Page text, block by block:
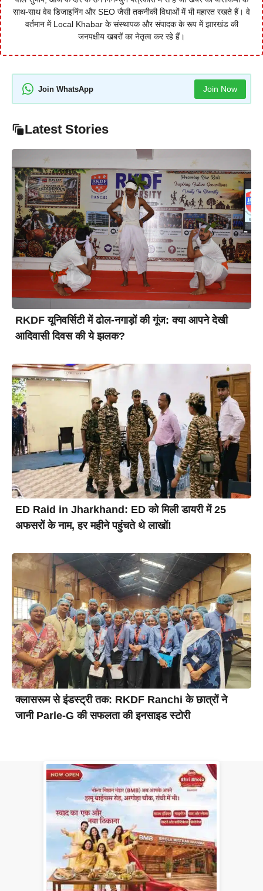
साथ-साथ वेब डिजाइनिंग और SEO जैसी तकनीकी विधाओं में भी महारत रखते हैं। वे
वर्तमान में Local Khabar के संस्थापक और संपादक के रूप में झारखंड की
जनपक्षीय खबरों का नेतृत्व कर रहे हैं।
Join WhatsApp Join Now
Latest Stories
RKDF यूनिवर्सिटी में ढोल-नगाड़ों की गूंज: क्या आपने देखी
आदिवासी दिवस की ये झलक?
ED Raid in Jharkhand: ED को मिली डायरी में 25
अफसरों के नाम, हर महीने पहुंचते थे लाखों!
क्लासरूम से इंडस्ट्री तक: RKDF Ranchi के छात्रों ने
जानी Parle-G की सफलता की इनसाइड स्टोरी